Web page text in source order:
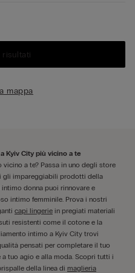
risultati
mappa
Kyiv City più vicino a te
a te? Passa in uno degli store
gli impareggiabili prodotti della
donna puoi rinnovare e
intimo femminile. Prova i nostri
capi lingerie in pregiati materiali
resistenti come il cotone e la
intimo a Kyiv City trovi
pensati per completare il tuo
tuo agio e alla moda. Scopri tutti i
della linea di maglieria